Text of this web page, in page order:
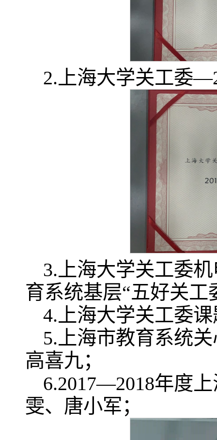
2.上海大学关工委
3.上海大学关工委
育系统基层“五好关工
4.上海大学关工委
5.上海市教育系统
高喜九；
6.2017—2018年度
雯、唐小军；